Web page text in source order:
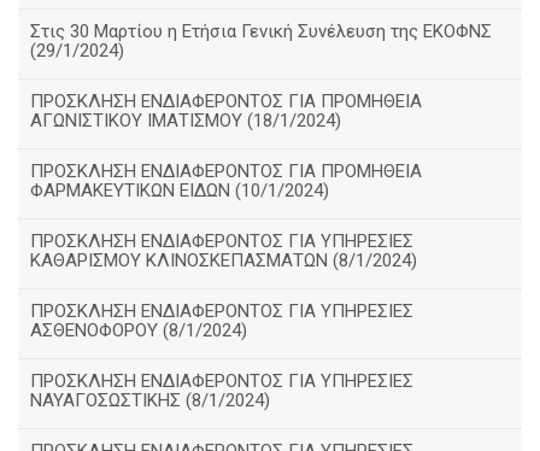
Στις 30 Μαρτίου η Ετήσια Γενική Συνέλευση της ΕΚΟΦΝΣ
(29/1/2024)
ΠΡΟΣΚΛΗΣΗ ΕΝΔΙΑΦΕΡΟΝΤΟΣ ΓΙΑ ΠΡΟΜΗΘΕΙΑ
ΑΓΩΝΙΣΤΙΚΟΥ ΙΜΑΤΙΣΜΟΥ (18/1/2024)
ΠΡΟΣΚΛΗΣΗ ΕΝΔΙΑΦΕΡΟΝΤΟΣ ΓΙΑ ΠΡΟΜΗΘΕΙΑ
ΦΑΡΜΑΚΕΥΤΙΚΩΝ ΕΙΔΩΝ (10/1/2024)
ΠΡΟΣΚΛΗΣΗ ΕΝΔΙΑΦΕΡΟΝΤΟΣ ΓΙΑ ΥΠΗΡΕΣΙΕΣ
ΚΑΘΑΡΙΣΜΟΥ ΚΛΙΝΟΣΚΕΠΑΣΜΑΤΩΝ (8/1/2024)
ΠΡΟΣΚΛΗΣΗ ΕΝΔΙΑΦΕΡΟΝΤΟΣ ΓΙΑ ΥΠΗΡΕΣΙΕΣ
ΑΣΘΕΝΟΦΟΡΟΥ (8/1/2024)
ΠΡΟΣΚΛΗΣΗ ΕΝΔΙΑΦΕΡΟΝΤΟΣ ΓΙΑ ΥΠΗΡΕΣΙΕΣ
ΝΑΥΑΓΟΣΩΣΤΙΚΗΣ (8/1/2024)